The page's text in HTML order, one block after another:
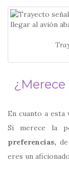
¿Merece
En cuanto a
Si merece la
preferencias,
eres un